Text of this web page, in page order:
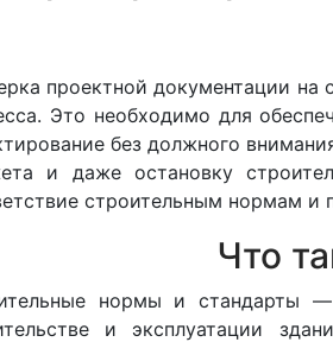
проектной документации на
Это необходимо для
без должного
и даже остановку
строительным нормам и
Что
нормы и стандарты —
и эксплуатации